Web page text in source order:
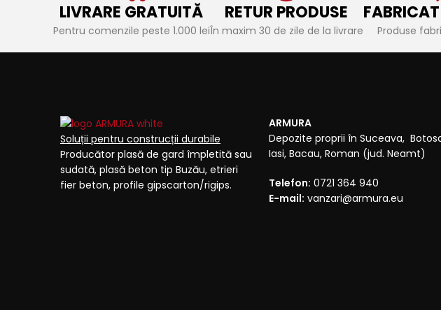
LIVRARE GRATUITĂ
Pentru comenzile peste 1.000 lei
RETUR PRODUSE
În maxim 30 de zile de la livrare Produse
Soluții pentru construcții durabile
Producător plasă de gard împletită sau
sudată, plasă beton tip Buzău, etrieri
fier beton, profile gipscarton/rigips.
ARMURA
Depozite proprii în Suceava,
Iasi, Bacau, Roman (jud. Neamt)
Telefon: 0721 364 940
E-mail: vanzari@armura.eu